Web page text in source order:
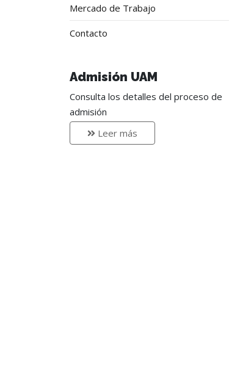
Mercado de Trabajo
Contacto
Admisión UAM
Consulta los detalles del proceso de
admisión
Leer más